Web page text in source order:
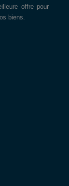
offre pour
biens.